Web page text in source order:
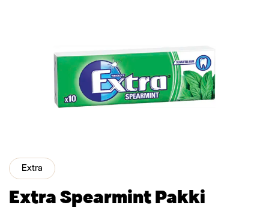
Extra
Extra Spearmint Pakki